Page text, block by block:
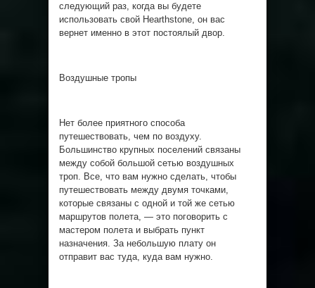
следующий раз, когда вы будете
использовать свой Hearthstone, он вас
вернет именно в этот постоялый двор.
Воздушные тропы
Нет более приятного способа
путешествовать, чем по воздуху.
Большинство крупных поселений связаны
между собой большой сетью воздушных
троп. Все, что вам нужно сделать, чтобы
путешествовать между двумя точками,
которые связаны с одной и той же сетью
маршрутов полета, — это поговорить с
мастером полета и выбрать пункт
назначения. За небольшую плату он
отправит вас туда, куда вам нужно.